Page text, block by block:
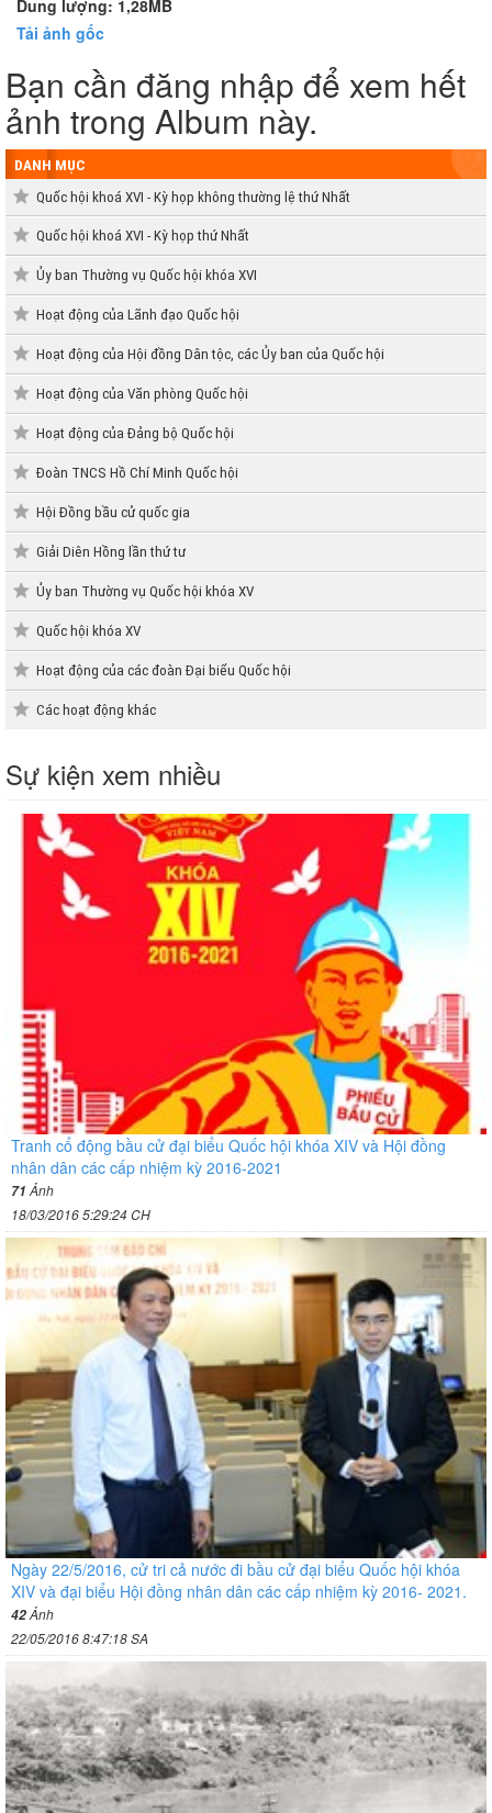
Dung lượng: 1,28MB
Tải ảnh gốc
Bạn cần đăng nhập để xem hết
ảnh trong Album này.
DANH MỤC
Quốc hội khoá XVI - Kỳ họp không thường lệ thứ Nhất
Quốc hội khoá XVI - Kỳ họp thứ Nhất
Ủy ban Thường vụ Quốc hội khóa XVI
Hoạt động của Lãnh đạo Quốc hội
Hoạt động của Hội đồng Dân tộc, các Ủy ban của Quốc hội
Hoạt động của Văn phòng Quốc hội
Hoạt động của Đảng bộ Quốc hội
Đoàn TNCS Hồ Chí Minh Quốc hội
Hội Đồng bầu cử quốc gia
Giải Diên Hồng lần thứ tư
Ủy ban Thường vụ Quốc hội khóa XV
Quốc hội khóa XV
Hoạt động của các đoàn Đại biểu Quốc hội
Các hoạt động khác
Sự kiện xem nhiều
Tranh cổ động bầu cử đại biểu Quốc hội khóa XIV và Hội đồng
nhân dân các cấp nhiệm kỳ 2016-2021
71Ảnh
18/03/2016 5:29:24 CH
Ngày 22/5/2016, cử tri cả nước đi bầu cử đại biểu Quốc hội khóa
XIV và đại biểu Hội đồng nhân dân các cấp nhiệm kỳ 2016- 2021.
42Ảnh
22/05/2016 8:47:18 SA